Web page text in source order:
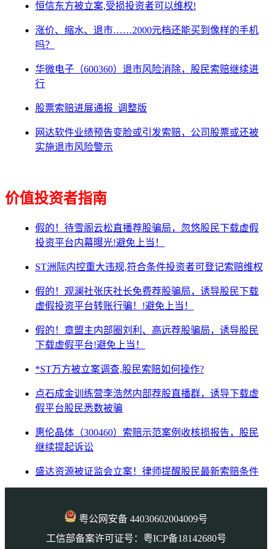
恒信东方被立案,受损投资者可以维权!
涨价、缩水、退市……2000元档还能买到像样的手机
吗？
华微电子（600360）退市风险消除，股民索赔继续进
行
股票索赔进展通报_调整版
网达软件业绩预告变脸或引发索赔，公司股票或还被
实施退市风险警示
价值投资者指南
假的！待雪阁云松直播荐股骗局，忽悠股民下载虚假
投资平台内幕曝光!避免上当！
ST洲际内控重大违规,符合条件投资者可登记索赔维权
假的！观澜社张庆社长免费荐股骗局，诱导股民下载
虚假投资平台转账行骗！!避免上当！
假的！章盟主内部圈刘利、高远荐股骗局，诱导股民
下载虚假平台!避免上当！
*ST万方被立案调查,股民索赔如何操作?
点石成金训练营李浩然内部荐股直播群，诱导下载虚
假平台股民悉数被骗
惠伦晶体（300460）索赔示范案例收核损报告，股民
继续提起诉讼
盛达资源被证监会立案！律师提醒股民最新索赔条件
粤公网安备 44030602004009号
工信部备案许可证号：粤ICP备18142680号